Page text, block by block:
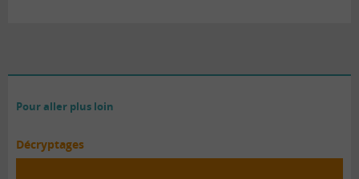
Pour aller plus loin
Décryptages